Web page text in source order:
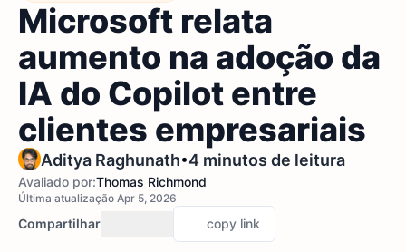
Microsoft relata
aumento na adoção da
IA do Copilot entre
clientes empresariais
Aditya Raghunath•4 minutos de leitura
Avaliado por:Thomas Richmond
Última atualização Apr 5, 2026
Compartilhar copy link